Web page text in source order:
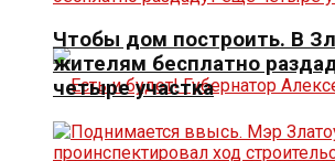
Чтобы дом построить. В
жителям бесплатно
четыре участка